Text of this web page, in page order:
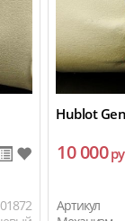
Hublot
10 000
Артикул